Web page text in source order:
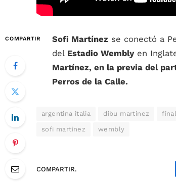
COMPARTIR Sofi Martínez se conectó a
del Estadio Wembly en
Martínez, en la previa del
Perros de la Calle.
argentina italia dibu martinez
sofi martinez wembly
COMPARTIR.